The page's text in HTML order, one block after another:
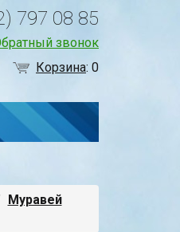
797 08 85
звонок
Корзина: 0
Муравей